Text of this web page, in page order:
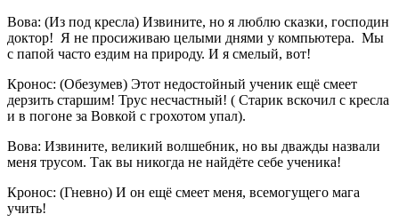
Вова: (Из под кресла) Извините, но я люблю сказки, господин
доктор! Я не просиживаю целыми днями у компьютера. Мы
с папой часто ездим на природу. И я смелый, вот!
Кронос: (Обезумев) Этот недостойный ученик ещё смеет
дерзить старшим! Трус несчастный! ( Старик вскочил с кресла
и в погоне за Вовкой с грохотом упал).
Вова: Извините, великий волшебник, но вы дважды назвали
меня трусом. Так вы никогда не найдёте себе ученика!
Кронос: (Гневно) И он ещё смеет меня, всемогущего мага
учить!